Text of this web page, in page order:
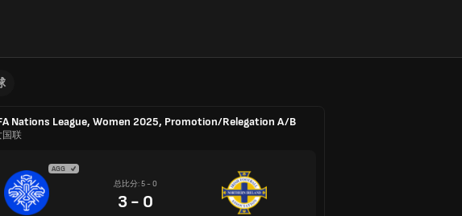
Nations League, Women 2025, Promotion/Relegation A/B
国联
AGG
总比分: 5 - 0
3 - 0